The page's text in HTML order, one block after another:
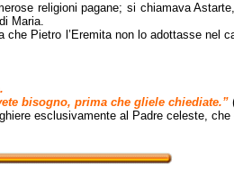
religioni pagane; si chiamava
Maria.
Pietro l’Eremita non lo adottasse nel
bisogno, prima che gliele chiediate.”
esclusivamente al Padre celeste,